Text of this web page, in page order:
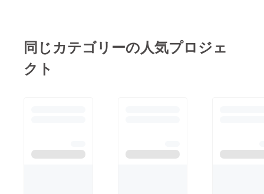
同じカテゴリーの人気プロジェ
クト